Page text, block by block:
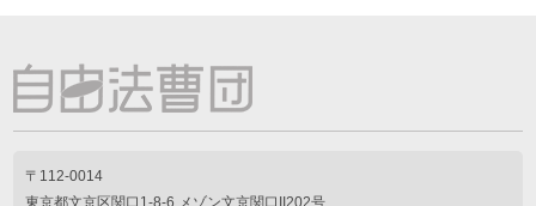
〒112-0014
東京都文京区関口1-8-6 メゾン文京関口II202号